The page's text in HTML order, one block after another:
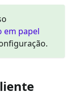
em papel